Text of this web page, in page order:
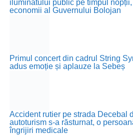
iluminatului public pe timpul
economii al Guvernului Bolojan
Primul concert din cadrul String
adus emoție și aplauze la Sebeș
Accident rutier pe strada Decebal
autoturism s-a răsturnat, o
îngrijiri medicale